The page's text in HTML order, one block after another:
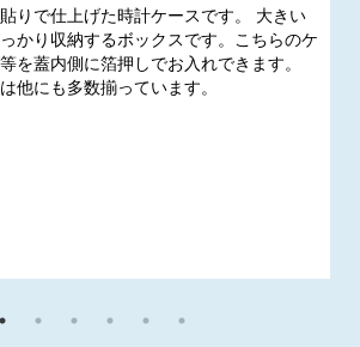
りで仕上げた時計ケースです。 大きい
かり収納するボックスです。こちらのケ
を蓋内側に箔押しでお入れできます。
他にも多数揃っています。